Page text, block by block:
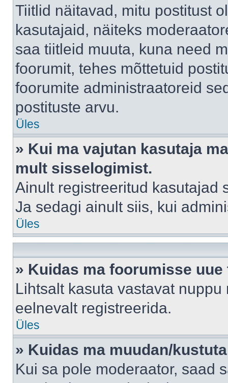
Tiitlid näitavad, mitu postitust
kasutajaid, näiteks
saa tiitleid muuta, kuna need
foorumit, tehes mõttetuid
foorumite administraatoreid
postituste arvu.
Üles
» Kui ma vajutan kasutaja
mult sisselogimist.
Ainult registreeritud kasutajad
Ja sedagi ainult siis, kui
Üles
» Kuidas ma foorumisse uue
Lihtsalt kasuta vastavat
eelnevalt registreerida.
Üles
» Kuidas ma muudan/
Kui sa pole moderaator, saad